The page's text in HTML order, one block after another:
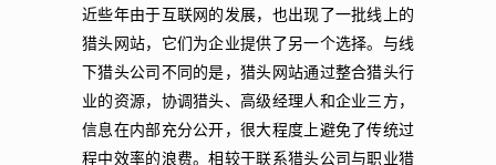
近些年由于互联网的发展，也出现了一批线上的
猎头网站，它们为企业提供了另一个选择。与线
下猎头公司不同的是，猎头网站通过整合猎头行
业的资源，协调猎头、高级经理人和企业三方，
信息在内部充分公开，很大程度上避免了传统过
程中效率的浪费。相较于联系猎头公司与职业猎